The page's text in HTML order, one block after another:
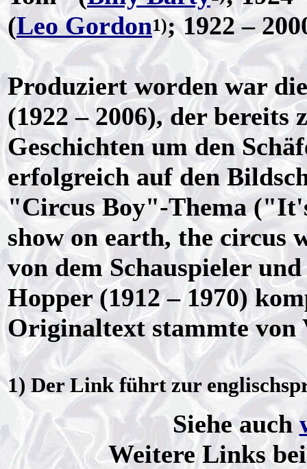
(Leo Gordon1); 1922 –
Produziert worden war
(1922 – 2006), der bereits
Geschichten um den
erfolgreich auf den
"Circus Boy"-Thema
show on earth, the
von dem Schauspieler
Hopper (1912 – 1970)
Originaltext stammte von
1) Der Link führt zur
Siehe auch
Weitere Links